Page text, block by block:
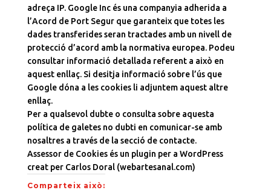
adreça IP. Google Inc és una companyia adherida a
l’Acord de Port Segur que garanteix que totes les
dades transferides seran tractades amb un nivell de
protecció d’acord amb la normativa europea. Podeu
consultar informació detallada referent a això en
aquest enllaç. Si desitja informació sobre l’ús que
Google dóna a les cookies li adjuntem aquest altre
enllaç.
Per a qualsevol dubte o consulta sobre aquesta
política de galetes no dubti en comunicar-se amb
nosaltres a través de la secció de contacte.
Assessor de Cookies és un plugin per a WordPress
creat per Carlos Doral (webartesanal.com)
Comparteix això: